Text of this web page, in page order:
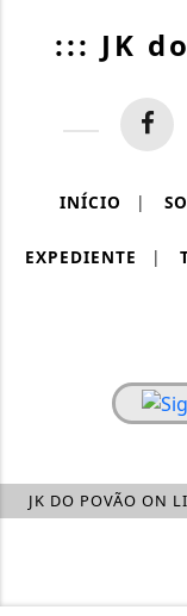
::: JK
INÍCIO |
EXPEDIENTE |
JK DO POVÃO ON